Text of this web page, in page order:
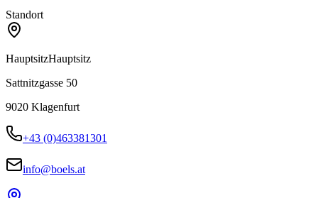
Standort
HauptsitzHauptsitz
Sattnitzgasse 50
9020 Klagenfurt
+43 (0)463381301
info@boels.at